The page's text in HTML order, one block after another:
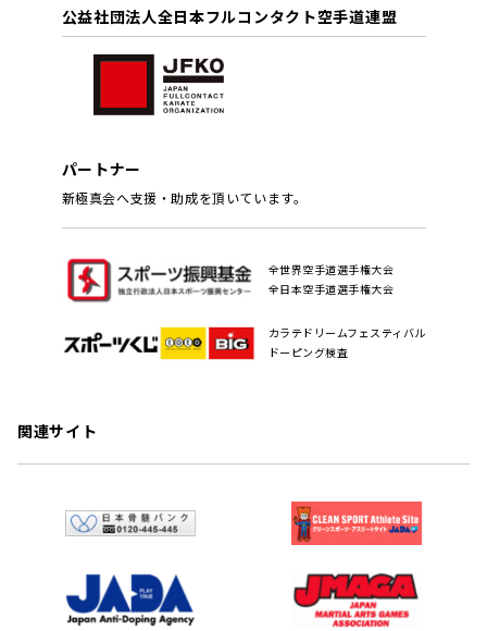
公益社団法人全日本フルコンタクト空手道連盟
パートナー
新極真会へ支援・助成を頂いています。
全世界空手道選手権大会
全日本空手道選手権大会
カラテドリームフェスティバル
ドーピング検査
関連サイト